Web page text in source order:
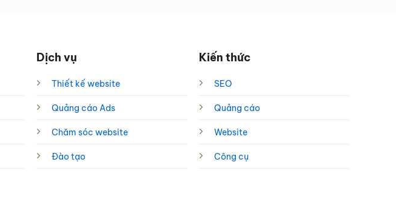
Dịch vụ
Thiết kế website
Quảng cáo Ads
Chăm sóc website
Đào tạo
Kiến thức
SEO
Quảng cáo
Website
Công cụ